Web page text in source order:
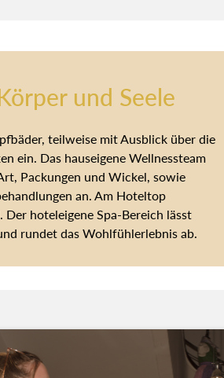
und Seele
teilweise mit Ausblick über die
ein. Das hauseigene Wellnessteam
Packungen und Wickel, sowie
an. Am Hoteltop
Der hoteleigene Spa-Bereich lässt
rundet das Wohlfühlerlebnis ab.